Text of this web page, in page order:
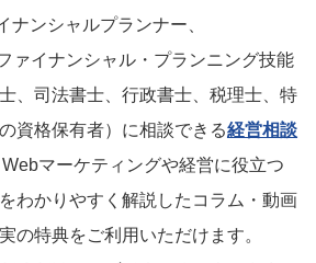
ナンシャルプランナー、
ァイナンシャル・プランニング技能
、司法書士、行政書士、税理士、特
資格保有者）に相談できる経営相談
Webマーケティングや経営に役立つ
わかりやすく解説したコラム・動画
の特典をご利用いただけます。